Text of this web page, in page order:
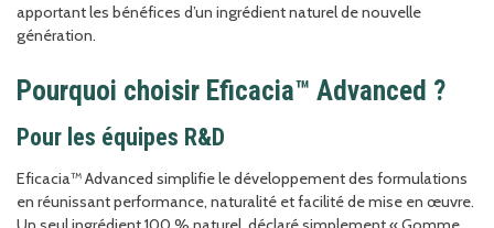
apportant les bénéfices d’un ingrédient naturel de nouvelle
génération.
Pourquoi choisir Eficacia™ Advanced ?
Pour les équipes R&D
Eficacia™ Advanced simplifie le développement des formulations
en réunissant performance, naturalité et facilité de mise en œuvre.